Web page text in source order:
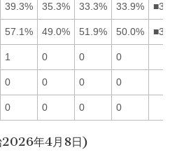
39.3% 35.3% 33.3% 33.9%
57.1% 49.0% 51.9% 50.0%
1 0 0 0
0 0 0 0
0 0 0 0
2026年4月8日)